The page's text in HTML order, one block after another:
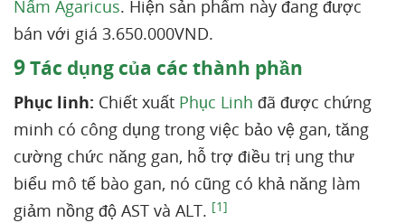
Nấm Agaricus. Hiện sản phẩm này đang được
bán với giá 3.650.000VND.
9Tác dụng của các thành phần
Phục linh: Chiết xuất Phục Linh đã được chứng
minh có công dụng trong việc bảo vệ gan, tăng
cường chức năng gan, hỗ trợ điều trị ung thư
biểu mô tế bào gan, nó cũng có khả năng làm
giảm nồng độ AST và ALT. [1]